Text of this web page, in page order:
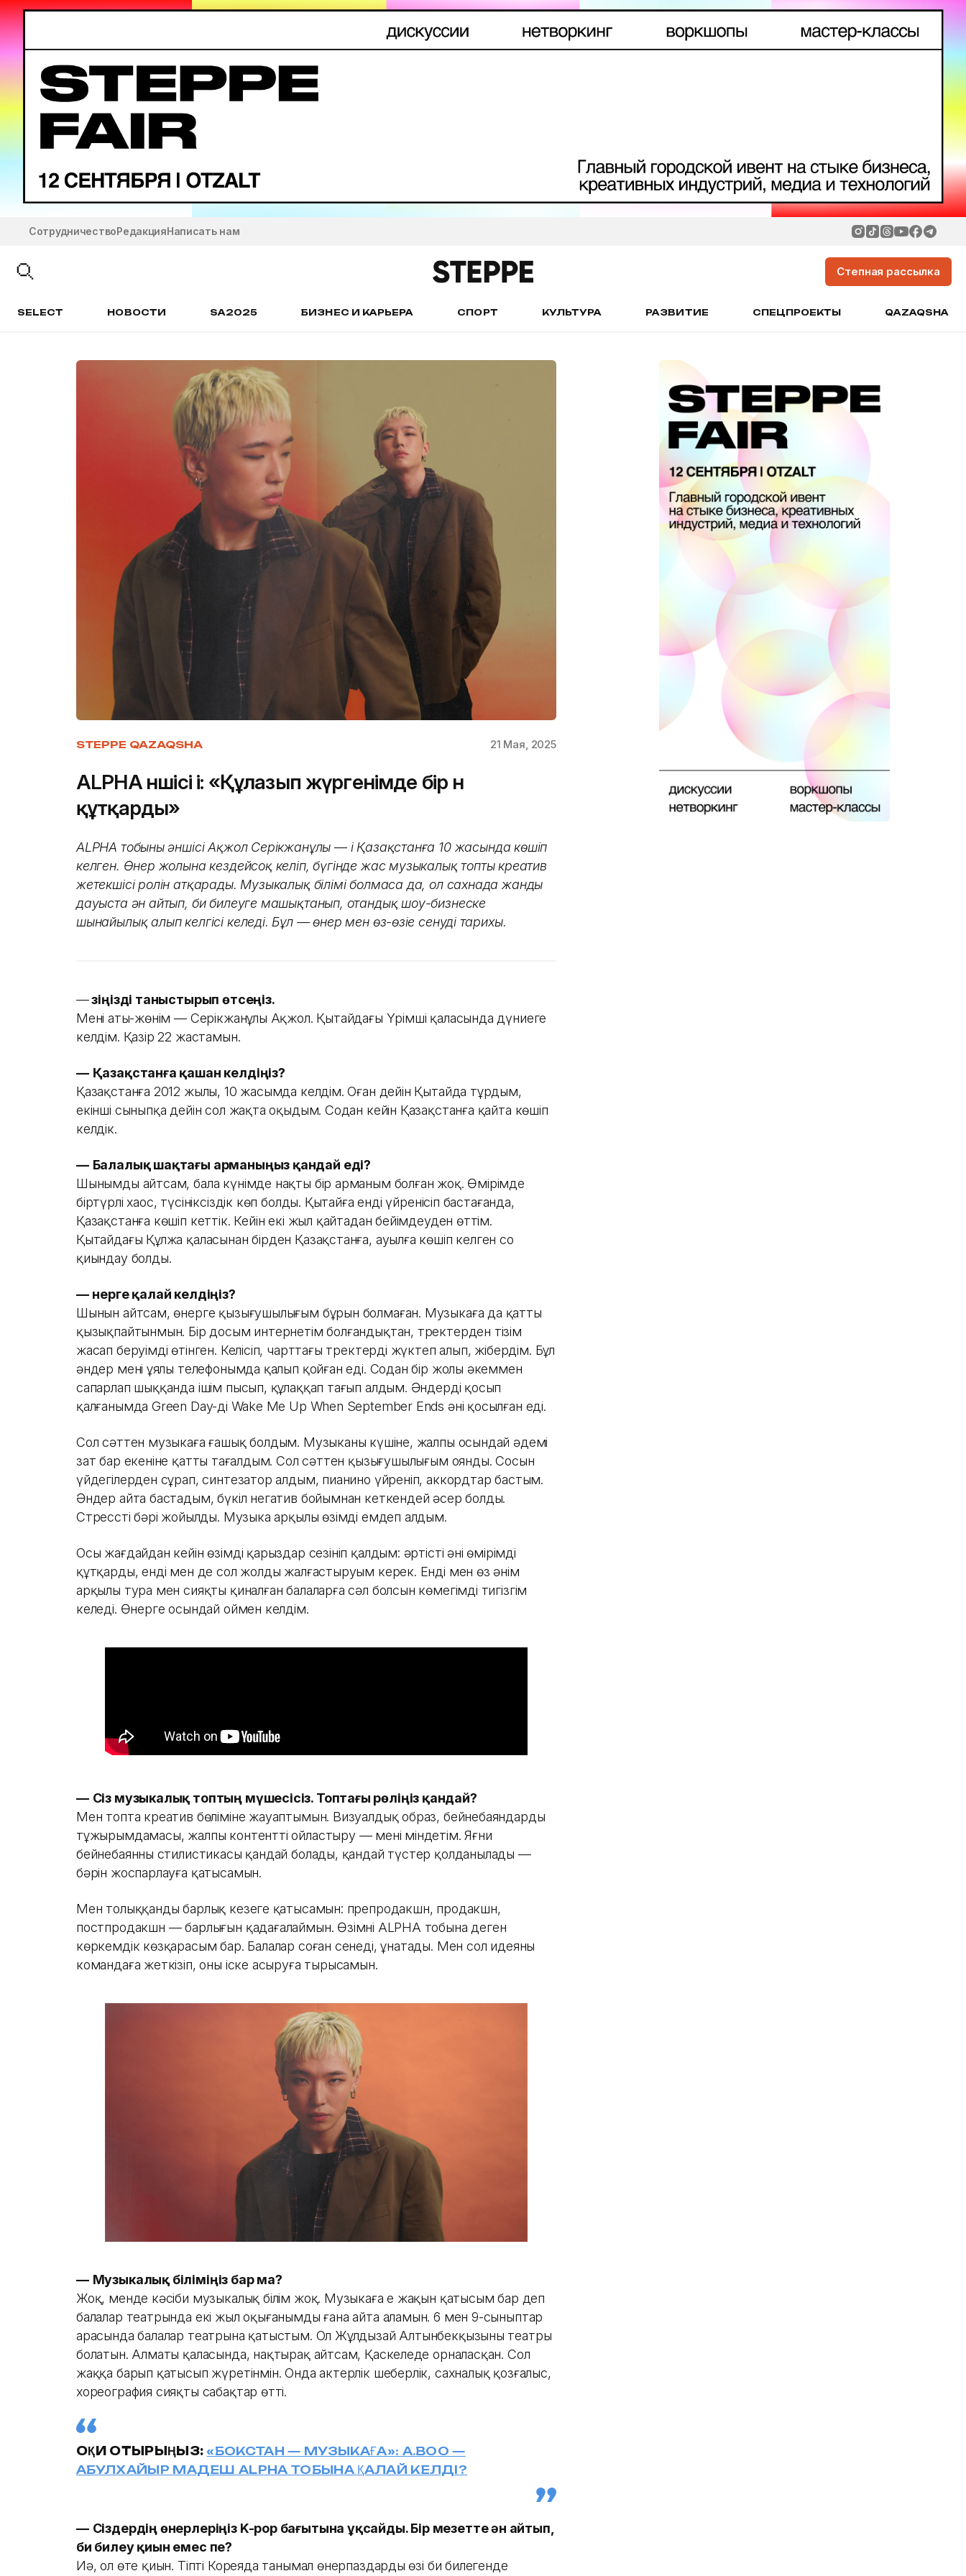
СотрудничествоРедакцияНаписать нам
Степная рассылка
SELECT НОВОСТИ SA2025 БИЗНЕС И КАРЬЕРА СПОРТ КУЛЬТУРА РАЗВИТИЕ СПЕЦПРОЕКТЫ QAZAQSHA
STEPPE QAZAQSHA 21 Мая, 2025
ALPHA әншісі i: «Құлазып жүргенімде бір ән
құтқарды»
ALPHA тобының әншісі Ақжол Серікжанұлы —i Қазақстанға 10 жасында көшіп
келген. Өнер жолына кездейсоқ келіп, бүгінде жас музыкалық топтың креатив
жетекшісі ролін атқарады. Музыкалық білімі болмаса да, ол сахнада жанды
дауыста ән айтып, би билеуге машықтанып, отандық шоу-бизнеске
шынайылық алып келгісі келеді. Бұл — өнер мен өз-өзіңе сенудің тарихы.
—Өзіңізді таныстырып өтсеңіз.
Менің аты-жөнім — Серікжанұлы Ақжол. Қытайдағы Үрімші қаласында дүниеге
келдім. Қазір 22 жастамын.
— Қазақстанға қашан келдіңіз?
Қазақстанға 2012 жылы, 10 жасымда келдім. Оған дейін Қытайда тұрдым,
екінші сыныпқа дейін сол жақта оқыдым. Содан кейін Қазақстанға қайта көшіп
келдік.
— Балалық шақтағы арманыңыз қандай еді?
Шынымды айтсам, бала күнімде нақты бір арманым болған жоқ. Өмірімде
біртүрлі хаос, түсініксіздік көп болды. Қытайға енді үйренісіп бастағанда,
Қазақстанға көшіп кеттік. Кейін екі жыл қайтадан бейімдеуден өттім.
Қытайдағы Құлжа қаласынан бірден Қазақстанға, ауылға көшіп келген соң
қиындау болды.
— Өнерге қалай келдіңіз?
Шынын айтсам, өнерге қызығушылығым бұрын болмаған. Музыкаға да қатты
қызықпайтынмын. Бір досым интернетім болғандықтан, тректерден тізім
жасап беруімді өтінген. Келісіп, чарттағы тректерді жүктеп алып, жібердім. Бұл
әндер менің ұялы телефонымда қалып қойған еді. Содан бір жолы әкеммен
сапарлап шыққанда ішім пысып, құлаққап тағып алдым. Әндерді қосып
қалғанымда Green Day-дің Wake Me Up When September Ends әні қосылған еді.
Сол сәттен музыкаға ғашық болдым. Музыканың күшіне, жалпы осындай әдемі
зат бар екеніне қатты таңғалдым. Сол сәттен қызығушылығым оянды. Сосын
үйдегілерден сұрап, синтезатор алдым, пианино үйреніп, аккордтар бастым.
Әндер айта бастадым, бүкіл негатив бойымнан кеткендей әсер болды.
Стресстің бәрі жойылды. Музыка арқылы өзімді емдеп алдым.
Осы жағдайдан кейін өзімді қарыздар сезініп қалдым: әртістің әні өмірімді
құтқарды, енді мен де сол жолды жалғастыруым керек. Енді мен өз әнім
арқылы тура мен сияқты қиналған балаларға сәл болсын көмегімді тигізгім
келеді. Өнерге осындай оймен келдім.
— Сіз музыкалық топтың мүшесісіз. Топтағы рөліңіз қандай?
Мен топта креатив бөліміне жауаптымын. Визуалдық образ, бейнебаяндардың
тұжырымдамасы, жалпы контентті ойластыру — менің міндетім. Яғни
бейнебаянның стилистикасы қандай болады, қандай түстер қолданылады —
бәрін жоспарлауға қатысамын.
Мен толыққанды барлық кезеңге қатысамын: препродакшн, продакшн,
постпродакшн — барлығын қадағалаймын. Өзімнің ALPHA тобына деген
көркемдік көзқарасым бар. Балалар соған сенеді, ұнатады. Мен cол идеяны
командаға жеткізіп, оны іске асыруға тырысамын.
— Музыкалық біліміңіз бар ма?
Жоқ, менде кәсіби музыкалық білім жоқ. Музыкаға ең жақын қатысым бар деп
балалар театрында екі жыл оқығанымды ғана айта аламын. 6 мен 9-сыныптар
арасында балалар театрына қатыстым. Ол Жұлдызай Алтынбекқызының театры
болатын. Алматы қаласында, нақтырақ айтсам, Қаскелеңде орналасқан. Сол
жаққа барып қатысып жүретінмін. Онда актерлік шеберлік, сахналық қозғалыс,
хореография сияқты сабақтар өтті.
ОҚИ ОТЫРЫҢЫЗ:«БОКСТАН — МУЗЫКАҒА»: A.BOO —
АБУЛХАЙЫР МАДЕШ ALPHA ТОБЫНА ҚАЛАЙ КЕЛДІ?
— Сіздердің өнерлеріңіз K-pop бағытына ұқсайды. Бір мезетте ән айтып,
би билеу қиын емес пе?
Иә, ол өте қиын. Тіпті Кореяда танымал өнерпаздардың өзі би билегенде